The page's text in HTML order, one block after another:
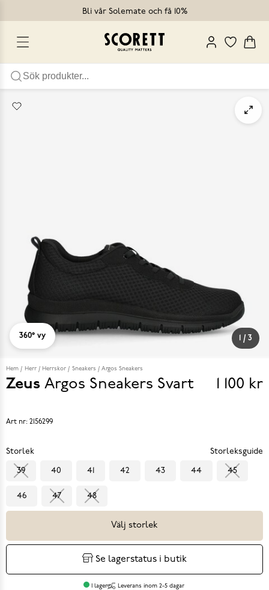
Bli vår Solemate och få 10%
/ 3
360° vy
Hem Herr Herrskor Sneakers Argos Sneakers
Zeus Argos Sneakers Svart Pris
1 100 kr
Art nr: 2156299
Storlek Storleksguide
39 40 41 42 43 44 45
46 47 48
Välj storlek
Se lagerstatus i butik
I lager Leverans inom 2-5 dagar